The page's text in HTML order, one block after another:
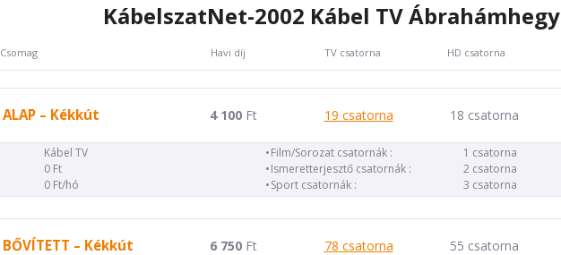
KábelszatNet-2002 Kábel TV Ábrahámhegy
Csomag Havi díj TV csatorna HD csatorna
ALAP – Kékkút 4 100Ft 19 csatorna 18 csatorna
Kábel TV
0 Ft
0 Ft/hó
Film/Sorozat csatornák :
1 csatorna
Ismeretterjesztő csatornák :
2 csatorna
Sport csatornák :
3 csatorna
BŐVÍTETT – Kékkút 6 750Ft 78 csatorna 55 csatorna